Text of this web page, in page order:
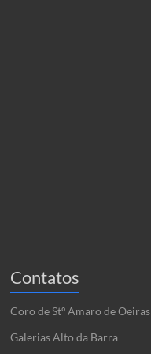
Contatos
Coro de Stº Amaro de Oeiras
Galerias Alto da Barra